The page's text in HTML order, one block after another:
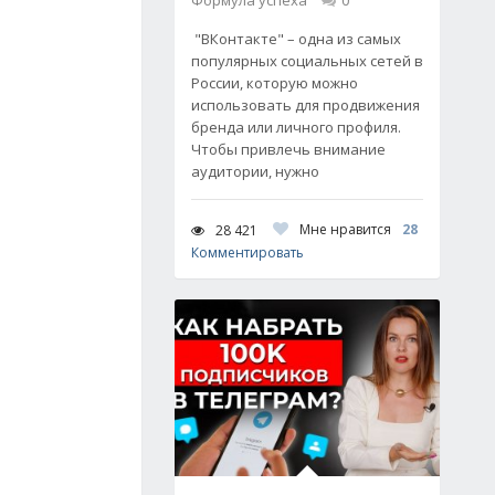
"ВКонтакте" – одна из самых
популярных социальных сетей в
России, которую можно
использовать для продвижения
бренда или личного профиля.
Чтобы привлечь внимание
аудитории, нужно
28 421 Мне нравится
28
Комментировать